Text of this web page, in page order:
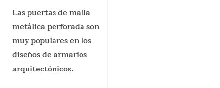
Las puertas de malla
metálica perforada son
muy populares en los
diseños de armarios
arquitectónicos.